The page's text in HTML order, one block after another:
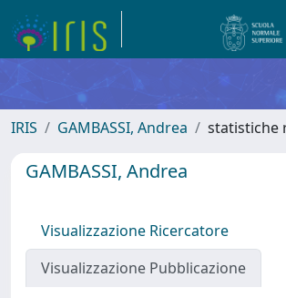
IRIS GAMBASSI, Andrea statistiche
GAMBASSI, Andrea
Visualizzazione Ricercatore
Visualizzazione Pubblicazione